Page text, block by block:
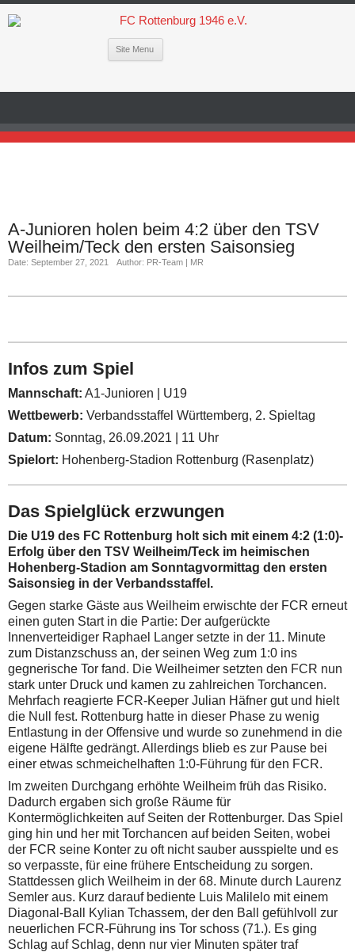
Site Menu
A-Junioren holen beim 4:2 über den TSV
Weilheim/Teck den ersten Saisonsieg
Date: September 27, 2021 Author: PR-Team | MR
Infos zum Spiel
Mannschaft: A1-Junioren | U19
Wettbewerb: Verbandsstaffel Württemberg, 2. Spieltag
Datum: Sonntag, 26.09.2021 | 11 Uhr
Spielort: Hohenberg-Stadion Rottenburg (Rasenplatz)
Das Spielglück erzwungen
Die U19 des FC Rottenburg holt sich mit einem 4:2 (1:0)-
Erfolg über den TSV Weilheim/Teck im heimischen
Hohenberg-Stadion am Sonntagvormittag den ersten
Saisonsieg in der Verbandsstaffel.
Gegen starke Gäste aus Weilheim erwischte der FCR erneut
einen guten Start in die Partie: Der aufgerückte
Innenverteidiger Raphael Langer setzte in der 11. Minute
zum Distanzschuss an, der seinen Weg zum 1:0 ins
gegnerische Tor fand. Die Weilheimer setzten den FCR nun
stark unter Druck und kamen zu zahlreichen Torchancen.
Mehrfach reagierte FCR-Keeper Julian Häfner gut und hielt
die Null fest. Rottenburg hatte in dieser Phase zu wenig
Entlastung in der Offensive und wurde so zunehmend in die
eigene Hälfte gedrängt. Allerdings blieb es zur Pause bei
einer etwas schmeichelhaften 1:0-Führung für den FCR.
Im zweiten Durchgang erhöhte Weilheim früh das Risiko.
Dadurch ergaben sich große Räume für
Kontermöglichkeiten auf Seiten der Rottenburger. Das Spiel
ging hin und her mit Torchancen auf beiden Seiten, wobei
der FCR seine Konter zu oft nicht sauber ausspielte und es
so verpasste, für eine frühere Entscheidung zu sorgen.
Stattdessen glich Weilheim in der 68. Minute durch Laurenz
Semler aus. Kurz darauf bediente Luis Malilelo mit einem
Diagonal-Ball Kylian Tchassem, der den Ball gefühlvoll zur
neuerlichen FCR-Führung ins Tor schoss (71.). Es ging
Schlag auf Schlag, denn nur vier Minuten später traf